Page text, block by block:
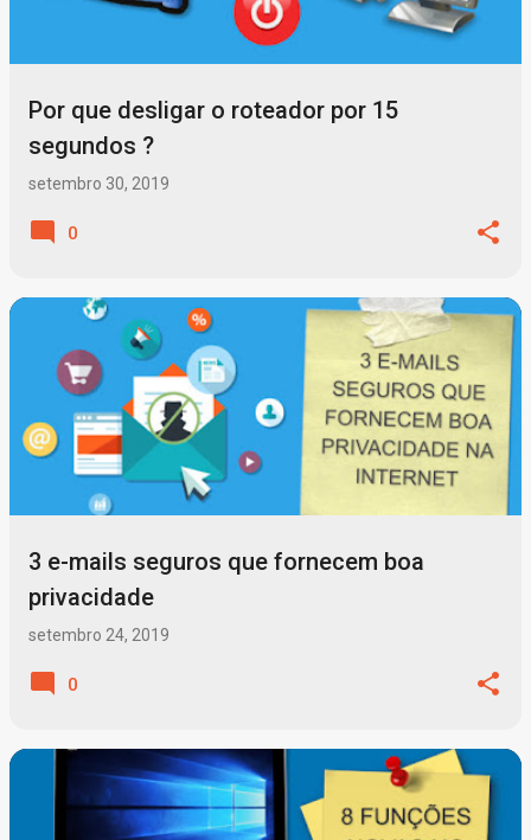
Por que desligar o roteador por 15
segundos ?
setembro 30, 2019
0
3 e-mails seguros que fornecem boa
privacidade
setembro 24, 2019
0